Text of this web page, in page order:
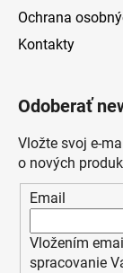
Ochrana
Kontakty
Odoberať
Vložte svoj e-
o nových
Email
Vložením
spracovanie